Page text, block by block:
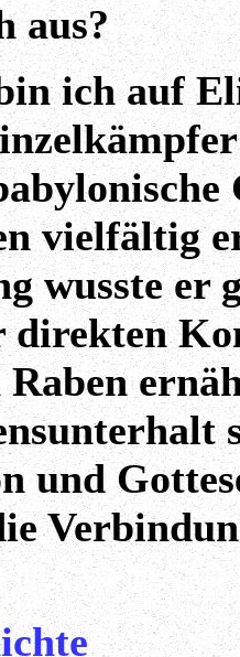
aus?
ich auf
vielfältig
wusste er
direkten
und